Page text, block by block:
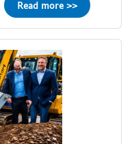
Read more >>